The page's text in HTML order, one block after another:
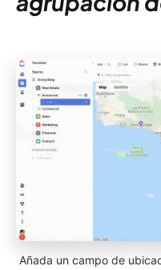
Añada un campo de